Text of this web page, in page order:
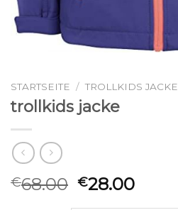
STARTSEITE / TROLLKIDS JACKE
trollkids jacke
€68.00 €28.00